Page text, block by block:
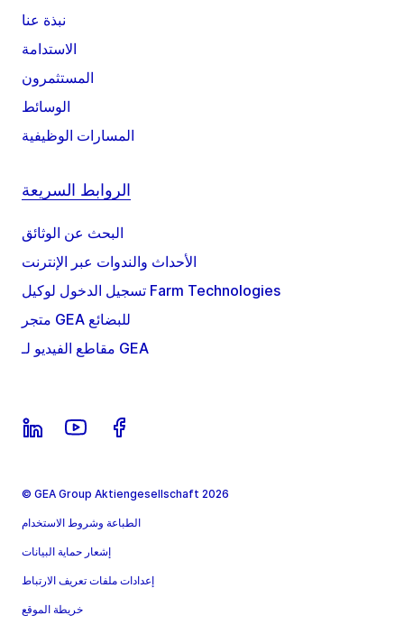
نبذة عنا
الاستدامة
المستثمرون
الوسائط
المسارات الوظيفية
الروابط السريعة
البحث عن الوثائق
الأحداث والندوات عبر الإنترنت
تسجيل الدخول لوكيل Farm Technologies
متجر GEA للبضائع
مقاطع الفيديو لـ GEA
© GEA Group Aktiengesellschaft 2026
الطباعة وشروط الاستخدام
إشعار حماية البيانات
إعدادات ملفات تعريف الارتباط
خريطة الموقع